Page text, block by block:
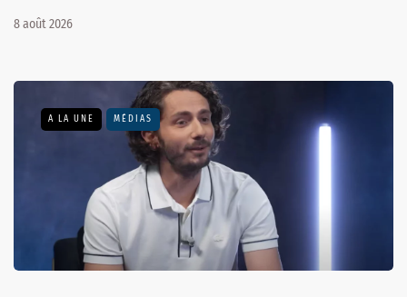
8 août 2026
A LA UNE MÉDIAS